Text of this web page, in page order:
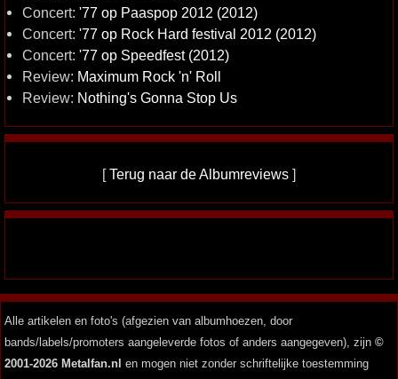
Concert: '77 op Paaspop 2012 (2012)
Concert: '77 op Rock Hard festival 2012 (2012)
Concert: '77 op Speedfest (2012)
Review: Maximum Rock 'n' Roll
Review: Nothing's Gonna Stop Us
[Terug naar de Albumreviews ]
Alle artikelen en foto's (afgezien van albumhoezen, door
bands/labels/promoters aangeleverde fotos of anders aangegeven), zijn ©
2001-2026 Metalfan.nl en mogen niet zonder schriftelijke toestemming